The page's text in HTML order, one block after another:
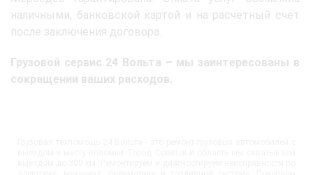
наличными, банковской картой и на расчётный счёт
после заключения договора.
Грузовой сервис 24 Вольта – мы заинтересованы в
сокращении ваших расходов.